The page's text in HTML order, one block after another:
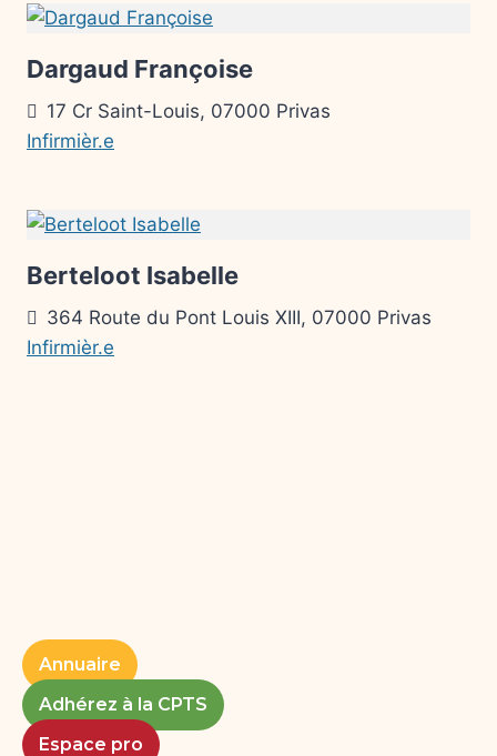
Dargaud Françoise
17 Cr Saint-Louis, 07000 Privas
Infirmièr.e
Berteloot Isabelle
364 Route du Pont Louis XIII, 07000 Privas
Infirmièr.e
Annuaire
Adhérez à la CPTS
Espace pro